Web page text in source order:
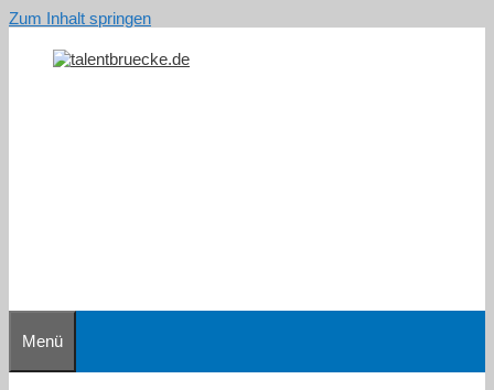
Zum Inhalt springen
Menü